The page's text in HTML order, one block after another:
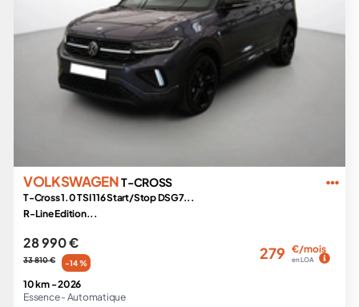
VOLKSWAGENT-CROSS
T-Cross 1.0 TSI 116 Start/Stop DSG7...
R-Line Edition...
28 990 €
33 810 € -14 %
279 €/mois
en LOA
10 km -2026
Essence - Automatique